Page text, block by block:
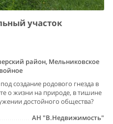
участок
район, Мельниковское
создание родового гнезда в
о жизни на природе, в тишине
достойного общества?
АН "В.Недвижимость"